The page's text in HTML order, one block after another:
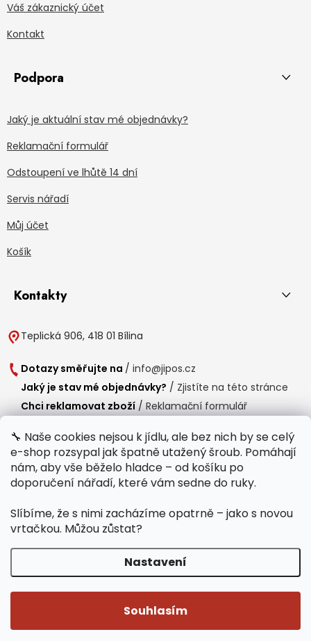
🔧 Naše cookies nejsou k jídlu, ale bez nich by se celý
e-shop rozsypal jak špatně utažený šroub. Pomáhají
nám, aby vše běželo hladce – od košíku po
doporučení nářadí, které vám sedne do ruky.
Slíbíme, že s nimi zacházíme opatrně – jako s novou
vrtačkou. Můžou zůstat?
Nastavení
Souhlasím
Váš zákaznický účet
Kontakt
Podpora
Jaký je aktuální stav mé objednávky?
Reklamační formulář
Odstoupení ve lhůtě 14 dní
Servis nářadí
Můj účet
Košík
Kontakty
Teplická 906, 418 01 Bílina
Dotazy směřujte na / info@jipos.cz
Jaký je stav mé objednávky? / Zjistíte na této stránce
Chci reklamovat zboží / Reklamační formulář
Provozní doba
Po-Čt /
8:00 - 15:00
Polední přestávka /11:00 - 11:30
Běží na Shoptet Premium/Webdesign mi-ma.cz
Copyright 2026Jipos.cz. Všechna práva vyhrazena.Upravit nastavení
cookies